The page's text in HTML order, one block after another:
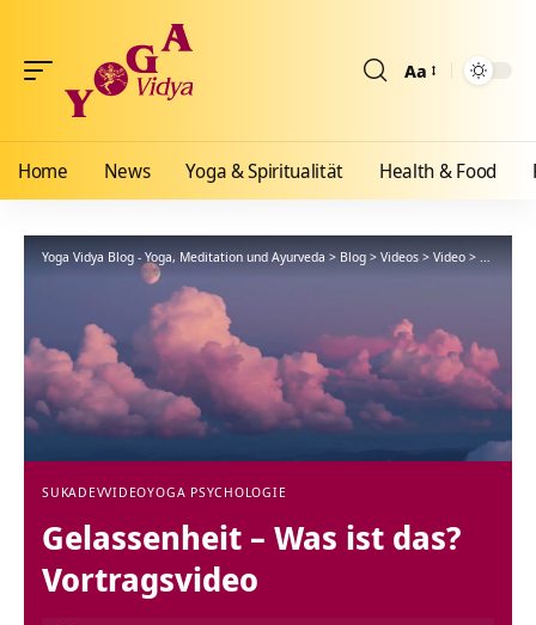
Aa
Home News Yoga & Spiritualität Health & Food
Yoga Vidya Blog - Yoga, Meditation und Ayurveda > Blog > Videos > Video >
SUKADEVVIDEOYOGA PSYCHOLOGIE
Gelassenheit – Was ist das?
Vortragsvideo